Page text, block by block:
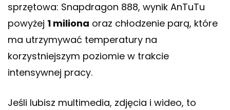
sprzętowa: Snapdragon 888, wynik AnTuTu
powyżej 1 miliona oraz chłodzenie parą, które
ma utrzymywać temperatury na
korzystniejszym poziomie w trakcie
intensywnej pracy.
Jeśli lubisz multimedia, zdjęcia i wideo, to